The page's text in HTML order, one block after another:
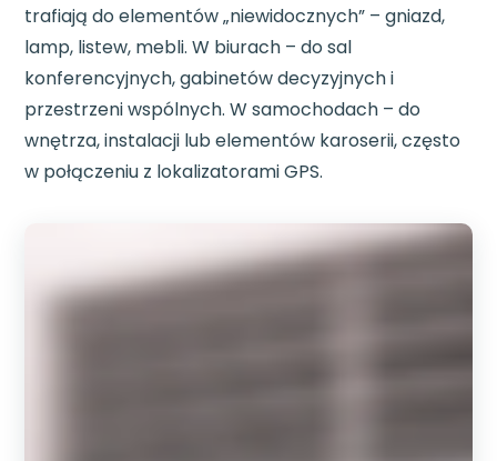
trafiają do elementów „niewidocznych” – gniazd,
lamp, listew, mebli. W biurach – do sal
konferencyjnych, gabinetów decyzyjnych i
przestrzeni wspólnych. W samochodach – do
wnętrza, instalacji lub elementów karoserii, często
w połączeniu z lokalizatorami GPS.